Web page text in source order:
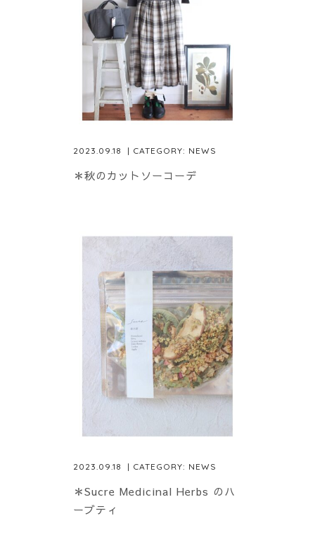
2023.09.18 | CATEGORY: NEWS
＊秋のカットソーコーデ
2023.09.18 | CATEGORY: NEWS
＊Sucre Medicinal Herbs のハ
ーブティ